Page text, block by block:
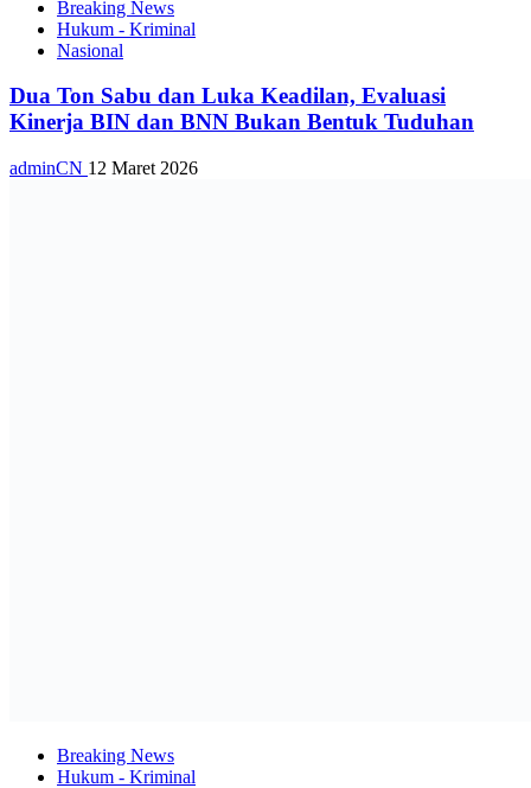
Breaking News
Hukum - Kriminal
Nasional
Dua Ton Sabu dan Luka Keadilan, Evaluasi
Kinerja BIN dan BNN Bukan Bentuk Tuduhan
adminCN 12 Maret 2026
Breaking News
Hukum - Kriminal